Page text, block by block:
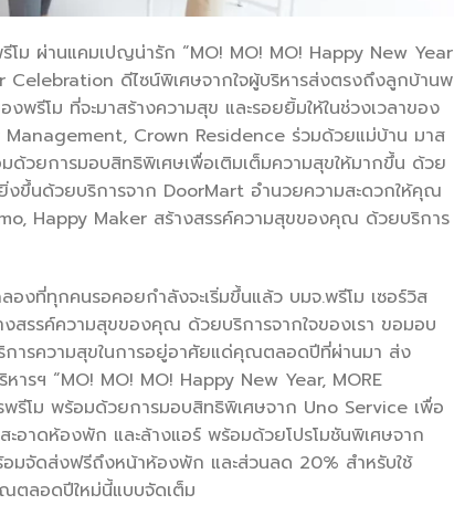
ม ผ่านแคมเปญน่ารัก “MO! MO! MO! Happy New Year
Celebration ดีไซน์พิเศษจากใจผู้บริหารส่งตรงถึงลูกบ้านพ
รีโม ที่จะมาสร้างความสุข และรอยยิ้มให้ในช่วงเวลาของ
Crown Residence ร่วมด้วยแม่บ้าน มาส
ยการมอบสิทธิพิเศษเพื่อเติมเต็มความสุขให้มากขึ้น ด้วย
งขึ้นด้วยบริการจาก DoorMart อำนวยความสะดวกให้คุณ
Happy Maker สร้างสรรค์ความสุขของคุณ ด้วยบริการ
องที่ทุกคนรอคอยกำลังจะเริ่มขึ้นแล้ว บมจ.พรีโม เซอร์วิส
สรรค์ความสุขของคุณ ด้วยบริการจากใจของเรา ขอมอบ
การความสุขในการอยู่อาศัยแด่คุณตลอดปีที่ผ่านมา ส่ง
รฯ “MO! MO! MO! Happy New Year, MORE
พรีโม พร้อมด้วยการมอบสิทธิพิเศษจาก Uno Service เพื่อ
อาดห้องพัก และล้างแอร์ พร้อมด้วยโปรโมชันพิเศษจาก
มจัดส่งฟรีถึงหน้าห้องพัก และส่วนลด 20% สำหรับใช้
ตลอดปีใหม่นี้แบบจัดเต็ม